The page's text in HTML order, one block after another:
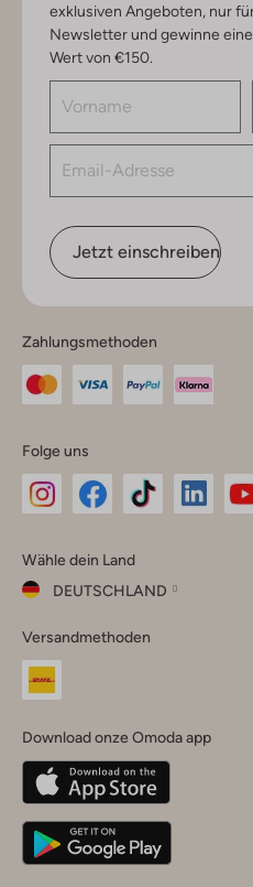
exklusiven Angeboten, nur
Newsletter und gewinne
Wert von €150.
Jetzt einschreiben
Zahlungsmethoden
Folge uns
Instagram
Facebook
TikTok
Wähle dein Land
DEUTSCHLAND
dein
Land
Belgique(Français)
Deutschland
Versandmethoden
Download onze Omoda app